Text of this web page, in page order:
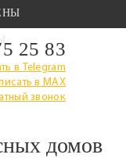
25 83
в Telegram
в MAX
звонок
домов